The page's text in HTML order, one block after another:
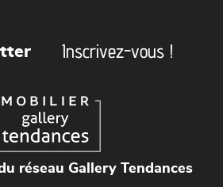
Inscrivez-vous !
réseau Gallery Tendances